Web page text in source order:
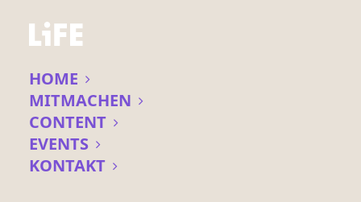
HOME
MITMACHEN
CONTENT
EVENTS
KONTAKT